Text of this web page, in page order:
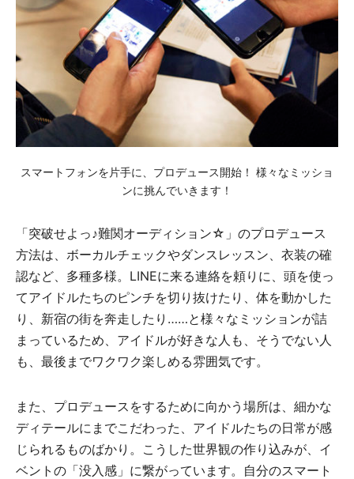
スマートフォンを片手に、プロデュース開始！ 様々なミッショ
ンに挑んでいきます！
「突破せよっ♪難関オーディション☆」のプロデュース
方法は、ボーカルチェックやダンスレッスン、衣装の確
認など、多種多様。LINEに来る連絡を頼りに、頭を使っ
てアイドルたちのピンチを切り抜けたり、体を動かした
り、新宿の街を奔走したり……と様々なミッションが詰
まっているため、アイドルが好きな人も、そうでない人
も、最後までワクワク楽しめる雰囲気です。
また、プロデュースをするために向かう場所は、細かな
ディテールにまでこだわった、アイドルたちの日常が感
じられるものばかり。こうした世界観の作り込みが、イ
ベントの「没入感」に繋がっています。自分のスマート